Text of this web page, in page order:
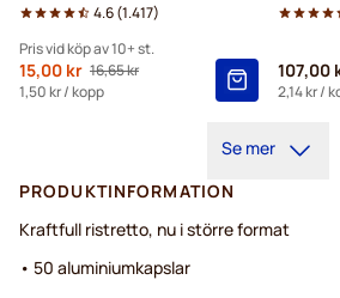
4.6(1.417)
Pris vid köp av 10+ st.
Ordinarie pris
16,65 kr
Från
15,00 kr
1,50 kr/ kopp
10+ =15,00 kr 107,00
2,14 kr/
Se mer
PRODUKTINFORMATION
Kraftfull ristretto, nu i större format
• 50 aluminiumkapslar